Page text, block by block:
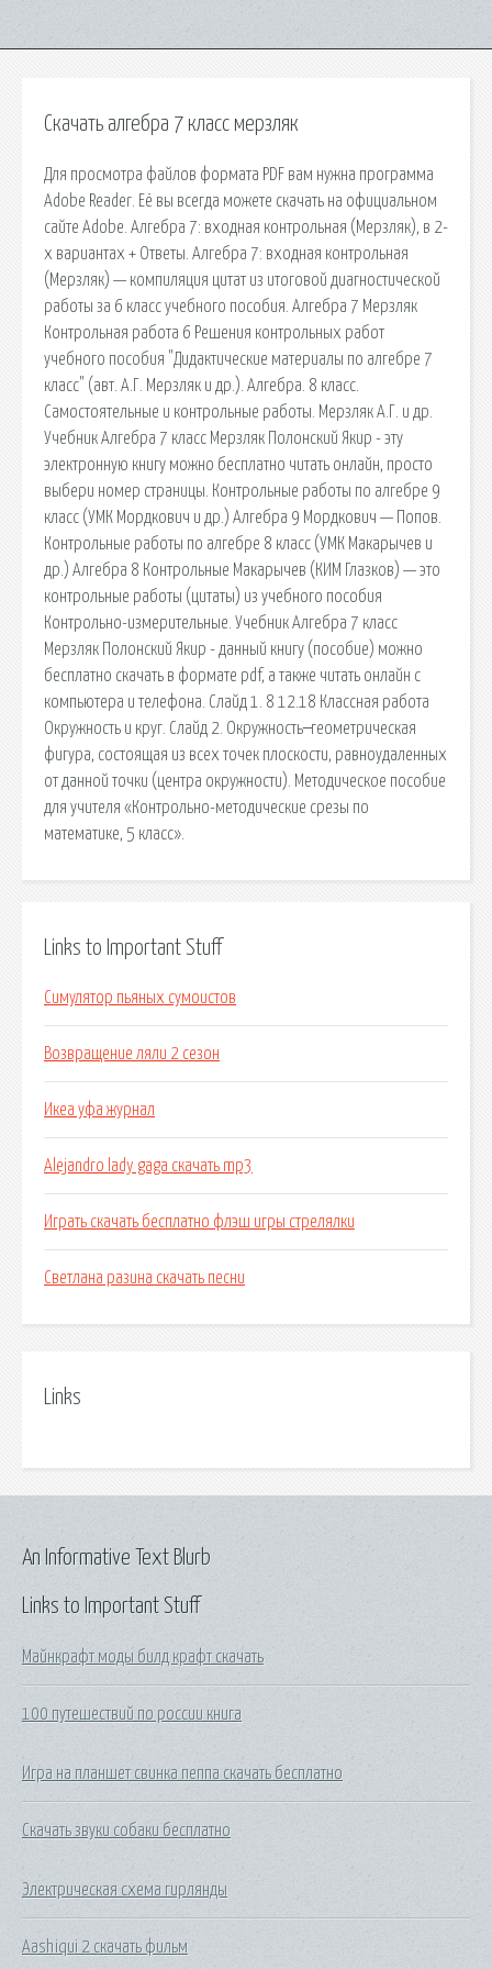
Скачать алгебра 7 класс мерзляк
Для просмотра файлов формата PDF вам нужна программа
Adobe Reader. Её вы всегда можете скачать на официальном
сайте Adobe. Алгебра 7: входная контрольная (Мерзляк), в 2-
х вариантах + Ответы. Алгебра 7: входная контрольная
(Мерзляк) — компиляция цитат из итоговой диагностической
работы за 6 класс учебного пособия. Алгебра 7 Мерзляк
Контрольная работа 6 Решения контрольных работ
учебного пособия "Дидактические материалы по алгебре 7
класс" (авт. А.Г. Мерзляк и др.). Алгебра. 8 класс.
Самостоятельные и контрольные работы. Мерзляк А.Г. и др.
Учебник Алгебра 7 класс Мерзляк Полонский Якир - эту
электронную книгу можно бесплатно читать онлайн, просто
выбери номер страницы. Контрольные работы по алгебре 9
класс (УМК Мордкович и др.) Алгебра 9 Мордкович — Попов.
Контрольные работы по алгебре 8 класс (УМК Макарычев и
др.) Алгебра 8 Контрольные Макарычев (КИМ Глазков) — это
контрольные работы (цитаты) из учебного пособия
Контрольно-измерительные. Учебник Алгебра 7 класс
Мерзляк Полонский Якир - данный книгу (пособие) можно
бесплатно скачать в формате pdf, а также читать онлайн с
компьютера и телефона. Слайд 1. 8 12.18 Классная работа
Окружность и круг. Слайд 2. Окружность ̶ геометрическая
фигура, состоящая из всех точек плоскости, равноудаленных
от данной точки (центра окружности). Методическое пособие
для учителя «Контрольно-методические срезы по
математике, 5 класс».
Links to Important Stuff
Симулятор пьяных сумоистов
Возвращение ляли 2 сезон
Икеа уфа журнал
Alejandro lady gaga скачать mp3
Играть скачать бесплатно флэш игры стрелялки
Светлана разина скачать песни
Links
Links to Important Stuff
Майнкрафт моды билд крафт скачать
100 путешествий по россии книга
Игра на планшет свинка пеппа скачать бесплатно
Скачать звуки собаки бесплатно
Электрическая схема гирлянды
Aashiqui 2 скачать фильм
An Informative Text Blurb